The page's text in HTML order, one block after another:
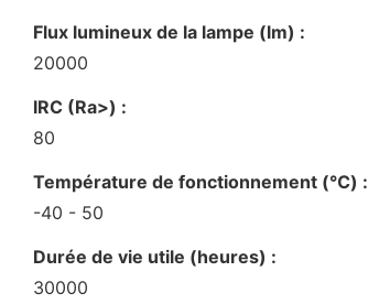
Flux lumineux de la lampe (lm) :
20000
IRC (Ra>) :
80
Température de fonctionnement (℃) :
-40 - 50
Durée de vie utile (heures) :
30000